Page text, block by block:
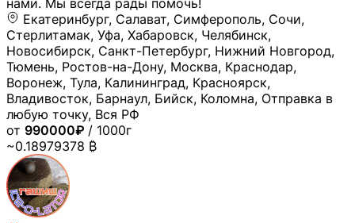
нами. Мы всегда рады помочь!
Екатеринбург, Салават, Симферополь, Сочи,
Стерлитамак, Уфа, Хабаровск, Челябинск,
Новосибирск, Санкт-Петербург, Нижний Новгород,
Тюмень, Ростов-на-Дону, Москва, Краснодар,
Воронеж, Тула, Калининград, Красноярск,
Владивосток, Барнаул, Бийск, Коломна, Отправка в
любую точку, Вся РФ
от 990000₽ / 1000г
~0.18979378 ₿